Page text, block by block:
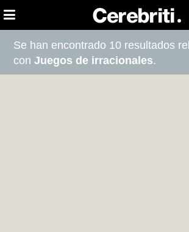
Se han encontrado 10 resultados
conJuegos de irracionales.